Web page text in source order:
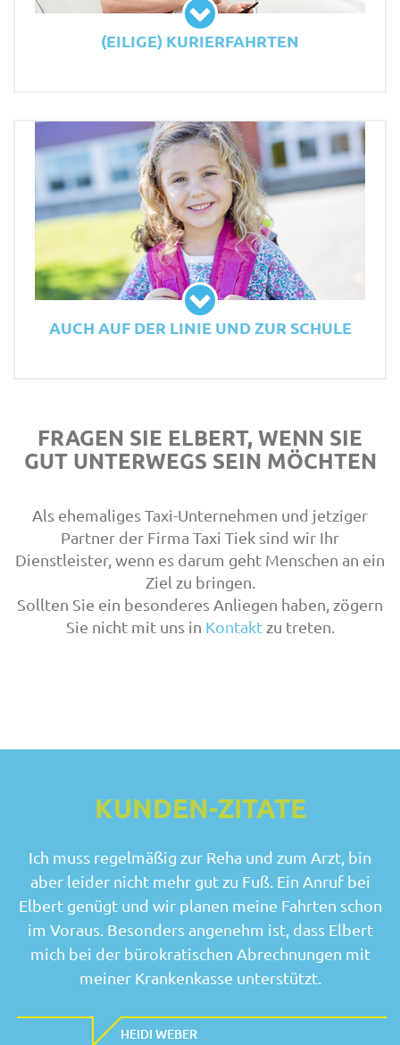
(EILIGE) KURIERFAHRTEN
AUCH AUF DER LINIE UND ZUR SCHULE
FRAGEN SIE ELBERT, WENN SIE
GUT UNTERWEGS SEIN MÖCHTEN
Als ehemaliges Taxi-Unternehmen und jetziger
Partner der Firma Taxi Tiek sind wir Ihr
Dienstleister, wenn es darum geht Menschen an ein
Ziel zu bringen.
Sollten Sie ein besonderes Anliegen haben, zögern
Sie nicht mit uns in Kontaktzu treten.
KUNDEN-ZITATE
Ich muss regelmäßig zur Reha und zum Arzt, bin
aber leider nicht mehr gut zu Fuß. Ein Anruf bei
Elbert genügt und wir planen meine Fahrten schon
im Voraus. Besonders angenehm ist, dass Elbert
mich bei der bürokratischen Abrechnungen mit
meiner Krankenkasse unterstützt.
HEIDI WEBER